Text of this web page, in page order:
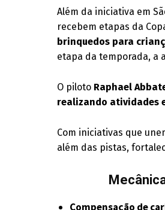
Além da iniciativa em
recebem etapas da
brinquedos para
etapa da temporada, a
O piloto Raphael
realizando atividades
Com iniciativas que
além das pistas,
Compensação de